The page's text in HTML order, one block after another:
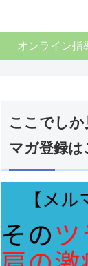
オンライン指
ここでし
マガ登録は